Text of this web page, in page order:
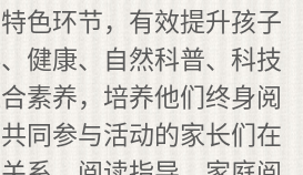
色环节，有效提升孩子
健康、自然科普、科技
素养，培养他们终身阅
同参与活动的家长们在